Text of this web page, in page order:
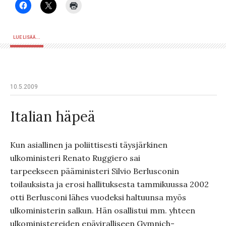
LUE LISÄÄ...
10.5.2009
Italian häpeä
Kun asiallinen ja poliittisesti täysjärkinen
ulkoministeri Renato Ruggiero sai
tarpeekseen pääministeri Silvio Berlusconin
toilauksista ja erosi hallituksesta tammikuussa 2002
otti Berlusconi lähes vuodeksi haltuunsa myös
ulkoministerin salkun. Hän osallistui mm. yhteen
ulkoministereiden epäviralliseen Gymnich-